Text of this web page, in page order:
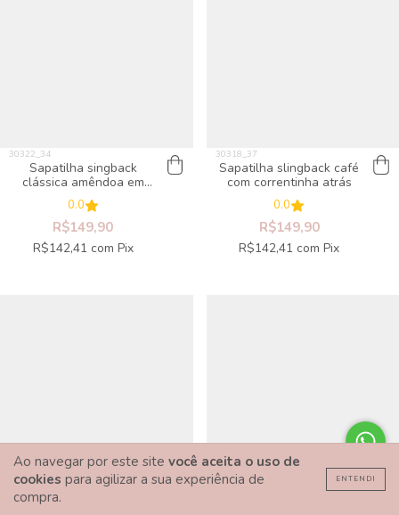
Ao navegar por este site você aceita o uso de
cookies para agilizar a sua experiência de
compra.
ENTENDI
Sapatilha singback
clássica amêndoa em
croco
0.0
R$149,90
R$142,41 com Pix
Sapatilha slingback café
com correntinha atrás
0.0
R$149,90
R$142,41 com Pix
Sapatilha slingback